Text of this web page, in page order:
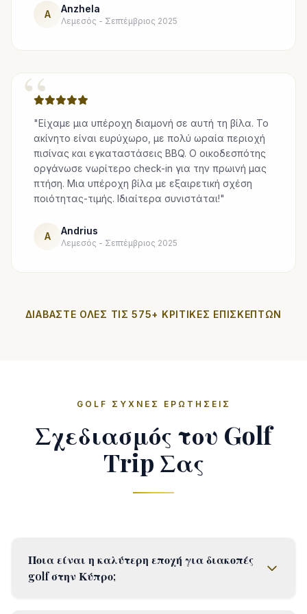
A Anzhela
Λεμεσός - Σεπτέμβριος 2025
“"Είχαμε μια υπέροχη διαμονή σε αυτή τη βίλα. Το
ακίνητο είναι ευρύχωρο, με πολύ ωραία περιοχή
πισίνας και εγκαταστάσεις BBQ. Ο οικοδεσπότης
οργάνωσε νωρίτερο check-in για την πρωινή μας
πτήση. Μια υπέροχη βίλα με εξαιρετική σχέση
ποιότητας-τιμής. Ιδιαίτερα συνιστάται!"
A Andrius
Λεμεσός - Σεπτέμβριος 2025
ΔΙΑΒΆΣΤΕ ΌΛΕΣ ΤΙΣ 575+ ΚΡΙΤΙΚΈΣ ΕΠΙΣΚΕΠΤΏΝ
GOLF ΣΥΧΝΈΣ ΕΡΩΤΉΣΕΙΣ
Σχεδιασμός του Golf
Trip Σας
Ποια είναι η καλύτερη εποχή για διακοπές
golf στην Κύπρο;